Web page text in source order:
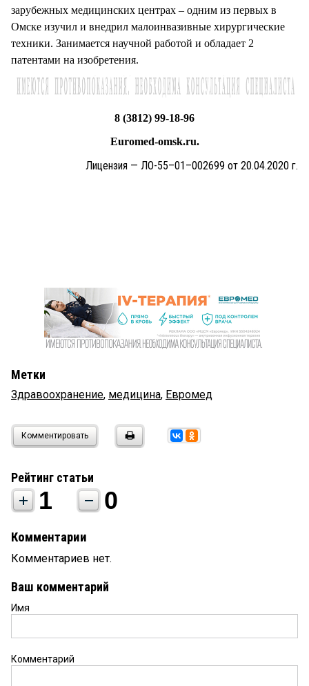
зарубежных медицинских центрах – одним из первых в
Омске изучил и внедрил малоинвазивные хирургические
техники. Занимается научной работой и обладает 2
патентами на изобретения.
8 (3812) 99-18-96
Euromed-omsk.ru.
Лицензия — ЛО-55–01–002699 от 20.04.2020 г.
Метки
Здравоохранение, медицина, Евромед
Комментировать
Рейтинг статьи
1 0
Комментарии
Комментариев нет.
Ваш комментарий
Имя
Комментарий